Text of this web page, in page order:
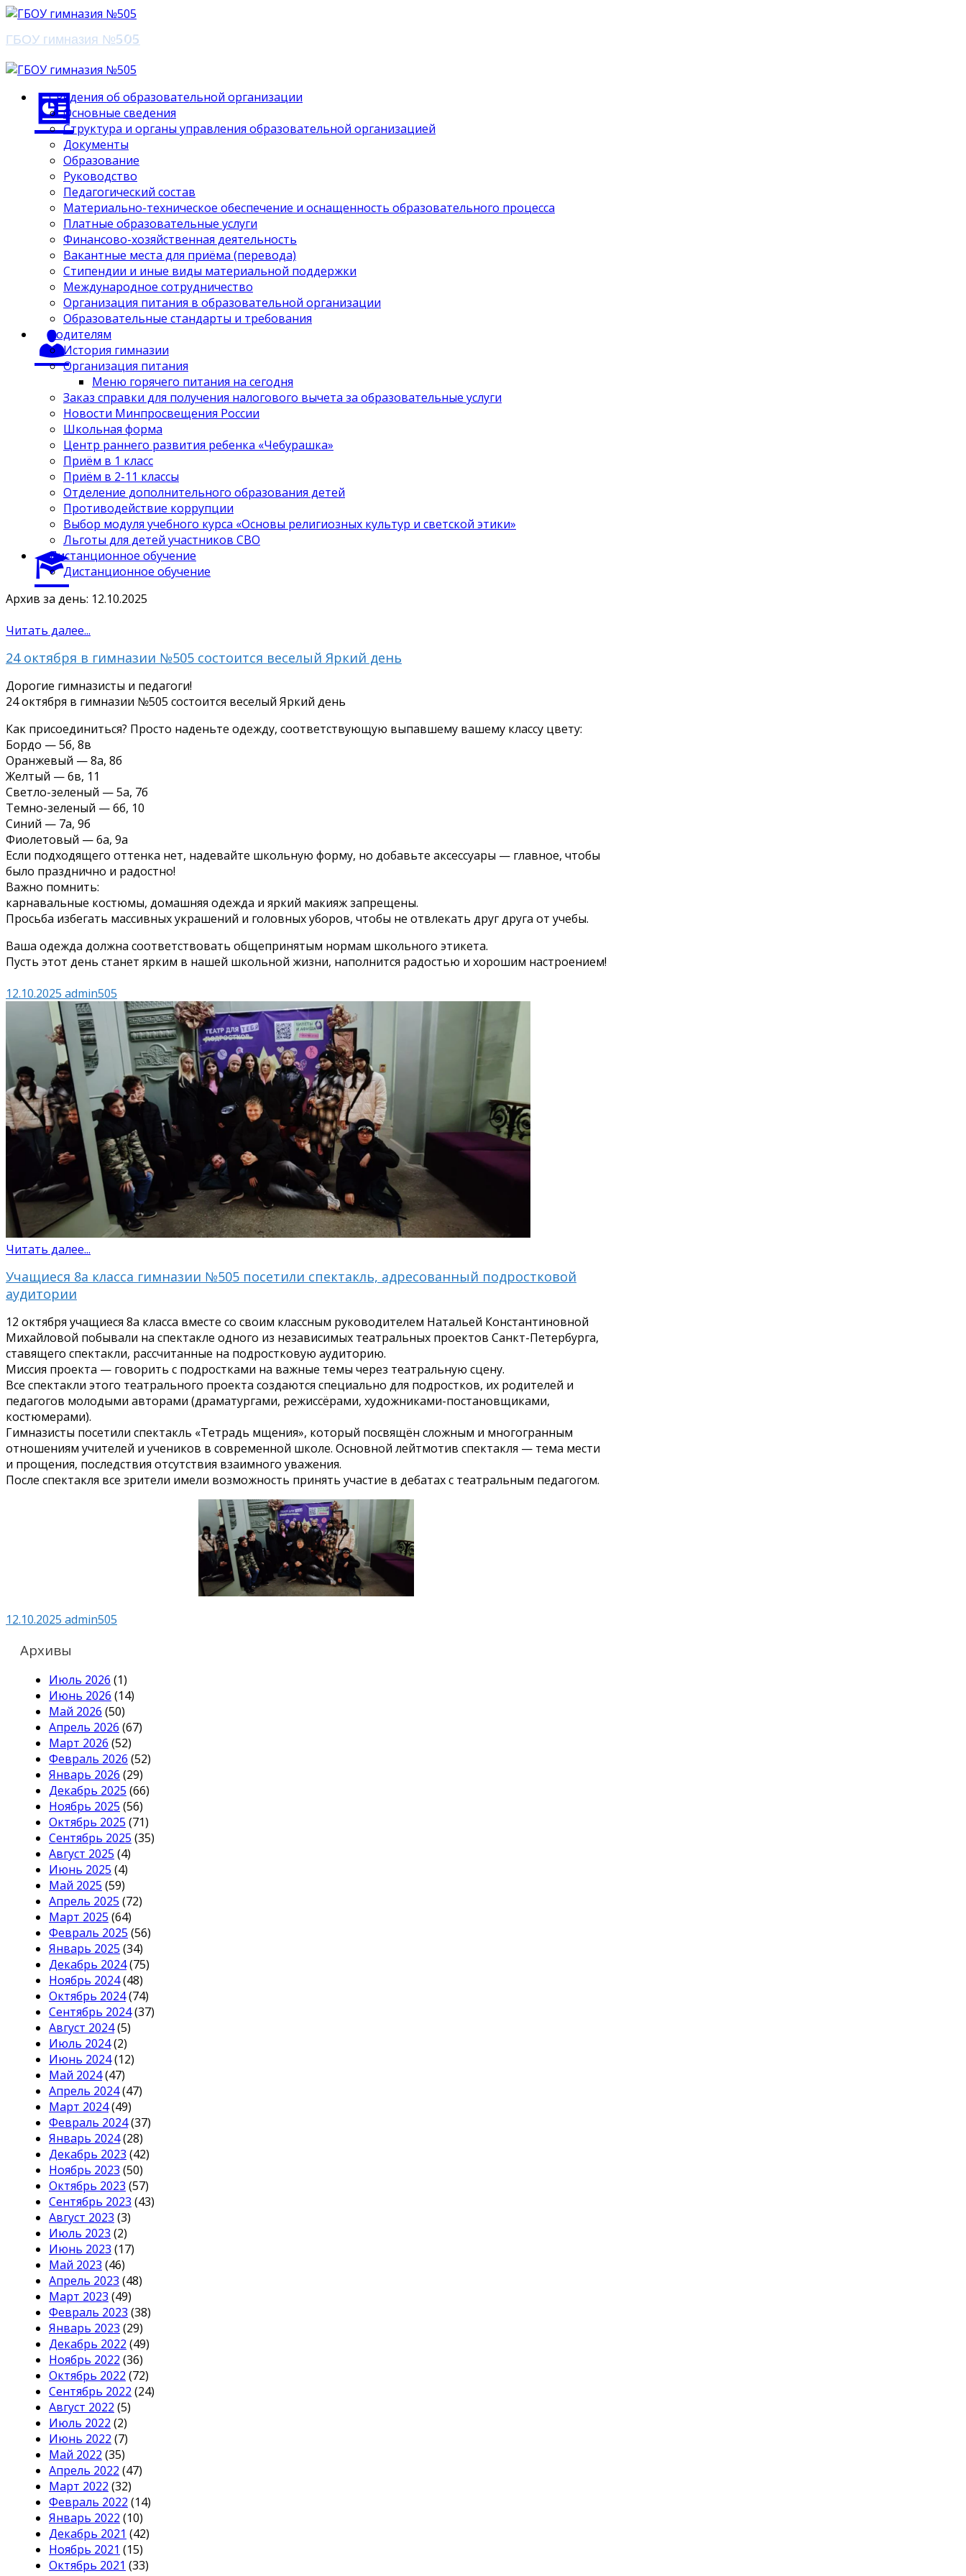
ГБОУ гимназия №505
Сведения об образовательной организации
Основные сведения
Структура и органы управления образовательной организацией
Документы
Образование
Руководство
Педагогический состав
Материально-техническое обеспечение и оснащенность образовательного процесса
Платные образовательные услуги
Финансово-хозяйственная деятельность
Вакантные места для приёма (перевода)
Стипендии и иные виды материальной поддержки
Международное сотрудничество
Организация питания в образовательной организации
Образовательные стандарты и требования
Родителям
История гимназии
Организация питания
Меню горячего питания на сегодня
Заказ справки для получения налогового вычета за образовательные услуги
Новости Минпросвещения России
Школьная форма
Центр раннего развития ребенка «Чебурашка»
Приём в 1 класс
Приём в 2-11 классы
Отделение дополнительного образования детей
Противодействие коррупции
Выбор модуля учебного курса «Основы религиозных культур и светской этики»
Льготы для детей участников СВО
Дистанционное обучение
Дистанционное обучение
Архив за день: 12.10.2025
Читать далее...
24 октября в гимназии №505 состоится веселый Яркий день
Дорогие гимназисты и педагоги!
24 октября в гимназии №505 состоится веселый Яркий день
Как присоединиться? Просто наденьте одежду, соответствующую выпавшему вашему классу цвету:
Бордо — 5б, 8в
Оранжевый — 8а, 8б
Желтый — 6в, 11
Светло-зеленый — 5а, 7б
Темно-зеленый — 6б, 10
Синий — 7а, 9б
Фиолетовый — 6а, 9а
Если подходящего оттенка нет, надевайте школьную форму, но добавьте аксессуары — главное, чтобы
было празднично и радостно!
Важно помнить:
карнавальные костюмы, домашняя одежда и яркий макияж запрещены.
Просьба избегать массивных украшений и головных уборов, чтобы не отвлекать друг друга от учебы.
Ваша одежда должна соответствовать общепринятым нормам школьного этикета.
Пусть этот день станет ярким в нашей школьной жизни, наполнится радостью и хорошим настроением!
12.10.2025 admin505
Читать далее...
Учащиеся 8а класса гимназии №505 посетили спектакль, адресованный подростковой
аудитории
12 октября учащиеся 8а класса вместе со своим классным руководителем Натальей Константиновной
Михайловой побывали на спектакле одного из независимых театральных проектов Санкт-Петербурга,
ставящего спектакли, рассчитанные на подростковую аудиторию.
Миссия проекта — говорить с подростками на важные темы через театральную сцену.
Все спектакли этого театрального проекта создаются специально для подростков, их родителей и
педагогов молодыми авторами (драматургами, режиссёрами, художниками-постановщиками,
костюмерами).
Гимназисты посетили спектакль «Тетрадь мщения», который посвящён сложным и многогранным
отношениям учителей и учеников в современной школе. Основной лейтмотив спектакля — тема мести
и прощения, последствия отсутствия взаимного уважения.
После спектакля все зрители имели возможность принять участие в дебатах с театральным педагогом.
12.10.2025 admin505
Архивы
Июль 2026 (1)
Июнь 2026 (14)
Май 2026 (50)
Апрель 2026 (67)
Март 2026 (52)
Февраль 2026 (52)
Январь 2026 (29)
Декабрь 2025 (66)
Ноябрь 2025 (56)
Октябрь 2025 (71)
Сентябрь 2025 (35)
Август 2025 (4)
Июнь 2025 (4)
Май 2025 (59)
Апрель 2025 (72)
Март 2025 (64)
Февраль 2025 (56)
Январь 2025 (34)
Декабрь 2024(75)
Ноябрь 2024(48)
Октябрь 2024(74)
Сентябрь 2024(37)
Август 2024(5)
Июль 2024(2)
Июнь 2024(12)
Май 2024(47)
Апрель 2024(47)
Март 2024(49)
Февраль 2024(37)
Январь 2024(28)
Декабрь 2023 (42)
Ноябрь 2023 (50)
Октябрь 2023 (57)
Сентябрь 2023 (43)
Август 2023 (3)
Июль 2023 (2)
Июнь 2023 (17)
Май 2023 (46)
Апрель 2023 (48)
Март 2023 (49)
Февраль 2023 (38)
Январь 2023 (29)
Декабрь 2022 (49)
Ноябрь 2022 (36)
Октябрь 2022 (72)
Сентябрь 2022 (24)
Август 2022 (5)
Июль 2022 (2)
Июнь 2022 (7)
Май 2022 (35)
Апрель 2022 (47)
Март 2022 (32)
Февраль 2022 (14)
Январь 2022 (10)
Декабрь 2021 (42)
Ноябрь 2021 (15)
Октябрь 2021 (33)